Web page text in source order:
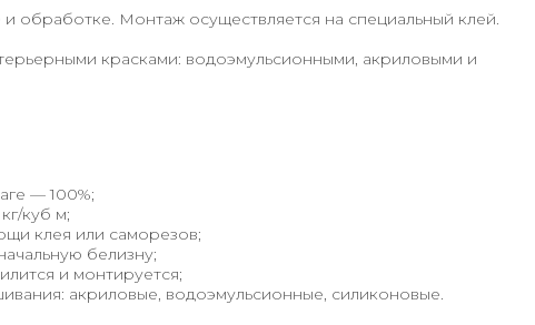
обработке. Монтаж осуществляется на специальный клей.
красками: водоэмульсионными, акриловыми и
— 100%;
куб м;
клея или саморезов;
белизну;
и монтируется;
акриловые, водоэмульсионные, силиконовые.